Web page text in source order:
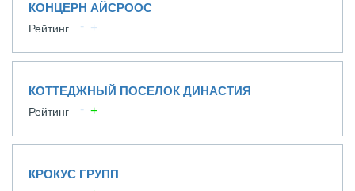
КОНЦЕРН АЙСРООС
Рейтинг
КОТТЕДЖНЫЙ ПОСЕЛОК ДИНАСТИЯ
Рейтинг
КРОКУС ГРУПП